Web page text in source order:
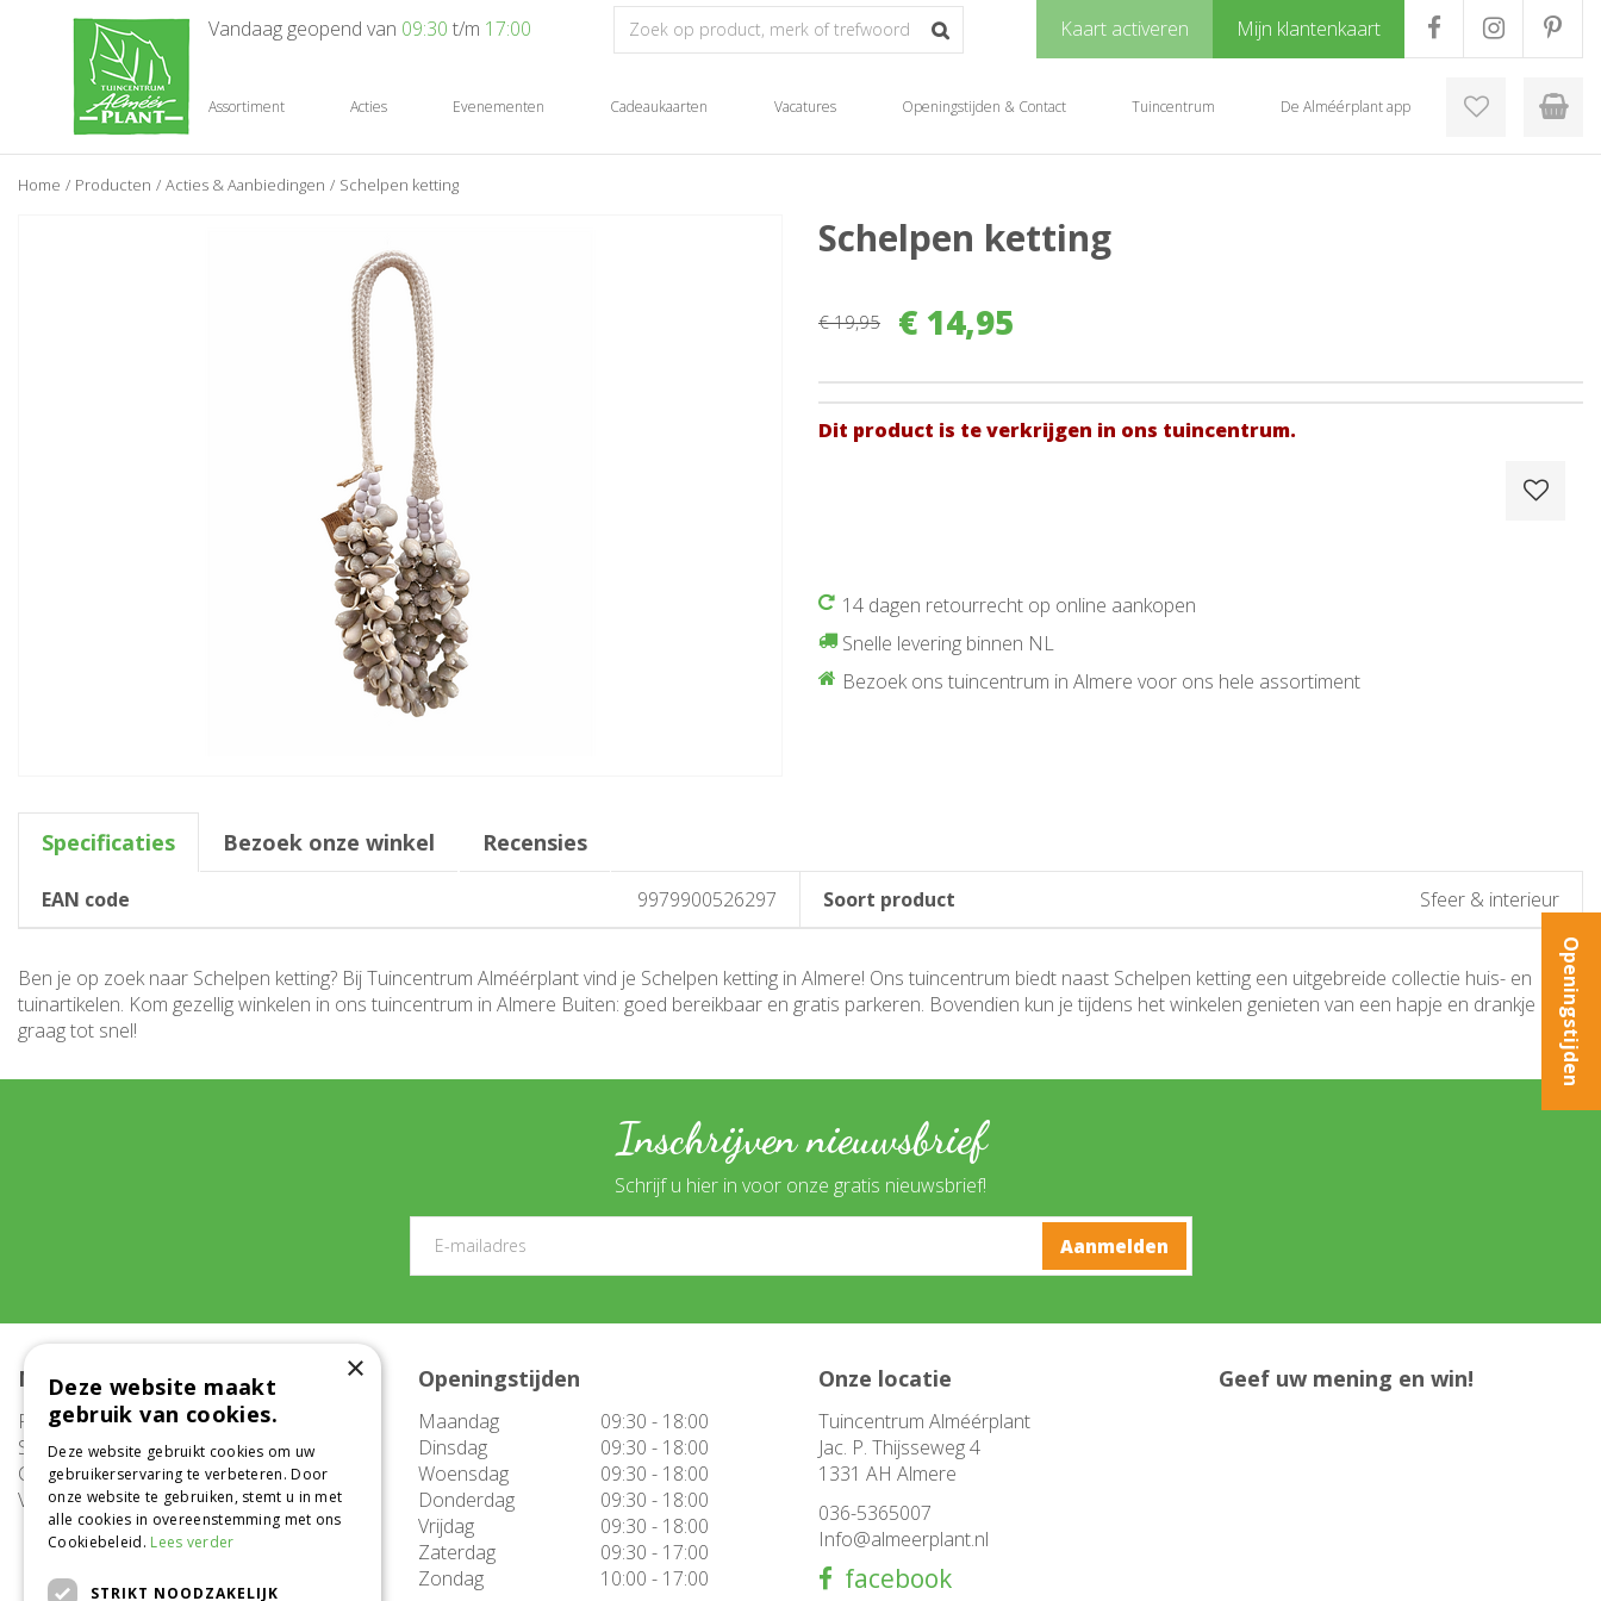
Home Producten Acties & Aanbiedingen Schelpen ketting
Kaart activeren Mijn klantenkaart
Vandaag geopend van 09:30 t/m 17:00
Assortiment Acties Evenementen Cadeaukaarten Vacatures Openingstijden & Contact Tuincentrum De Alméérplant app
Schelpen ketting
€ 19,95 € 14,95
Dit product is te verkrijgen in ons tuincentrum.
14 dagen retourrecht op online aankopen
Snelle levering binnen NL
Bezoek ons tuincentrum in Almere voor ons hele assortiment
Specificaties Bezoek onze winkel Recensies
EAN code 9979900526297 Soort product Sfeer & interieur
Ben je op zoek naar Schelpen ketting? Bij Tuincentrum Alméérplant vind je Schelpen ketting in Almere! Ons tuincentrum biedt naast Schelpen ketting een uitgebreide collectie huis- en
tuinartikelen. Kom gezellig winkelen in ons tuincentrum in Almere Buiten: goed bereikbaar en gratis parkeren. Bovendien kun je tijdens het winkelen genieten van een hapje en drankje dus
graag tot snel!
Inschrijven nieuwsbrief
Schrijf u hier in voor onze gratis nieuwsbrief!
Meer informatie
FAQ
Service
Contact
Vacatures
Openingstijden
Maandag
09:30 - 18:00
Dinsdag
09:30 - 18:00
Woensdag
09:30 - 18:00
Donderdag
09:30 - 18:00
Vrijdag
09:30 - 18:00
Zaterdag
09:30 - 17:00
Zondag
10:00 - 17:00
Onze locatie
Tuincentrum Alméérplant
Jac. P. Thijsseweg 4
1331 AH Almere
036-5365007
Info@almeerplant.nl
facebook
Geef uw mening en win!
Openingstijden
×
Deze website maakt
gebruik van cookies.
Deze website gebruikt cookies om uw
gebruikerservaring te verbeteren. Door
onze website te gebruiken, stemt u in met
alle cookies in overeenstemming met ons
Cookiebeleid. Lees verder
STRIKT NOODZAKELIJK